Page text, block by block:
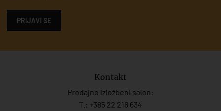
PRIJAVI SE
Kontakt
Prodajno izložbeni salon:
T.: +385 22 216 634